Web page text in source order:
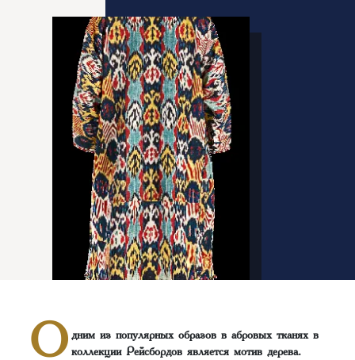
О дним из популярных образов в абровых тканях в
коллекции Рейсбордов является мотив дерева.